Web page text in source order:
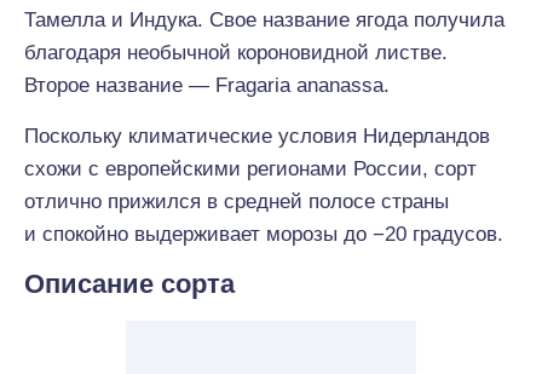
Тамелла и Индука. Свое название ягода получила
благодаря необычной короновидной листве.
Второе название — Fragaria ananassa.
Поскольку климатические условия Нидерландов
схожи с европейскими регионами России, сорт
отлично прижился в средней полосе страны
и спокойно выдерживает морозы до −20 градусов.
Описание сорта